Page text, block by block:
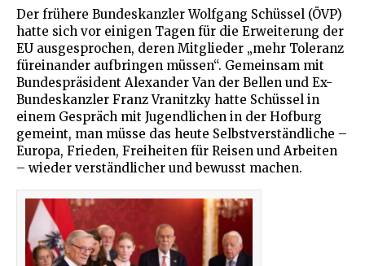
Der frühere Bundeskanzler Wolfgang Schüssel (ÖVP)
hatte sich vor einigen Tagen für die Erweiterung der
EU ausgesprochen, deren Mitglieder „mehr Toleranz
füreinander aufbringen müssen“. Gemeinsam mit
Bundespräsident Alexander Van der Bellen und Ex-
Bundeskanzler Franz Vranitzky hatte Schüssel in
einem Gespräch mit Jugendlichen in der Hofburg
gemeint, man müsse das heute Selbstverständliche –
Europa, Frieden, Freiheiten für Reisen und Arbeiten
– wieder verständlicher und bewusst machen.